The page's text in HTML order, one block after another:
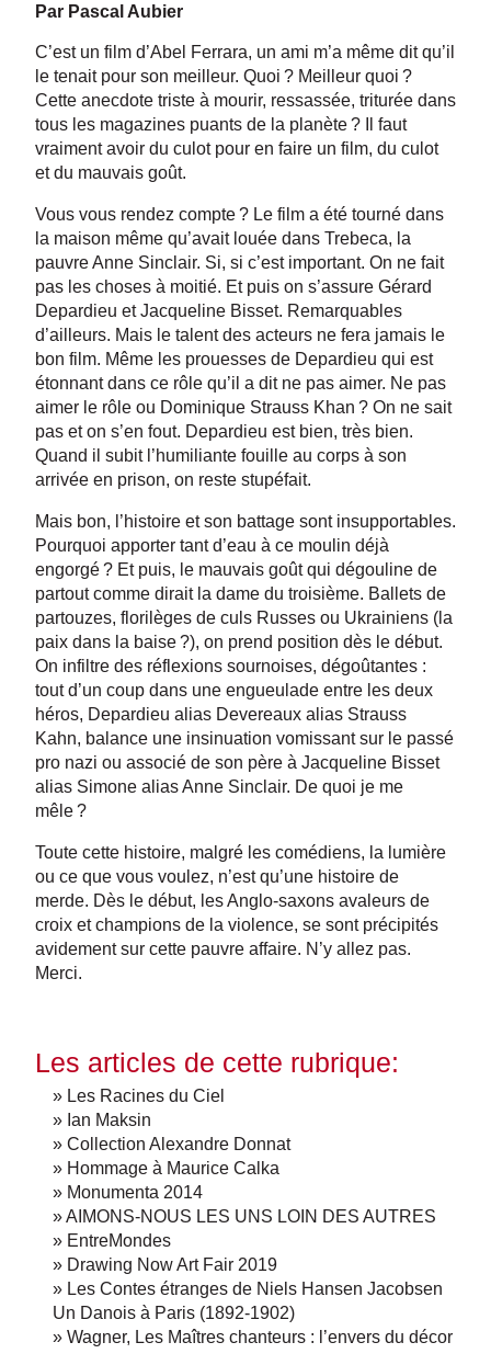
Par Pascal Aubier
C’est un film d’Abel Ferrara, un ami m’a même dit qu’il
le tenait pour son meilleur. Quoi ? Meilleur quoi ?
Cette anecdote triste à mourir, ressassée, triturée dans
tous les magazines puants de la planète ? Il faut
vraiment avoir du culot pour en faire un film, du culot
et du mauvais goût.
Vous vous rendez compte ? Le film a été tourné dans
la maison même qu’avait louée dans Trebeca, la
pauvre Anne Sinclair. Si, si c’est important. On ne fait
pas les choses à moitié. Et puis on s’assure Gérard
Depardieu et Jacqueline Bisset. Remarquables
d’ailleurs. Mais le talent des acteurs ne fera jamais le
bon film. Même les prouesses de Depardieu qui est
étonnant dans ce rôle qu’il a dit ne pas aimer. Ne pas
aimer le rôle ou Dominique Strauss Khan ? On ne sait
pas et on s’en fout. Depardieu est bien, très bien.
Quand il subit l’humiliante fouille au corps à son
arrivée en prison, on reste stupéfait.
Mais bon, l’histoire et son battage sont insupportables.
Pourquoi apporter tant d’eau à ce moulin déjà
engorgé ? Et puis, le mauvais goût qui dégouline de
partout comme dirait la dame du troisième. Ballets de
partouzes, florilèges de culs Russes ou Ukrainiens (la
paix dans la baise ?), on prend position dès le début.
On infiltre des réflexions sournoises, dégoûtantes :
tout d’un coup dans une engueulade entre les deux
héros, Depardieu alias Devereaux alias Strauss
Kahn, balance une insinuation vomissant sur le passé
pro nazi ou associé de son père à Jacqueline Bisset
alias Simone alias Anne Sinclair. De quoi je me
mêle ?
Toute cette histoire, malgré les comédiens, la lumière
ou ce que vous voulez, n’est qu’une histoire de
merde. Dès le début, les Anglo-saxons avaleurs de
croix et champions de la violence, se sont précipités
avidement sur cette pauvre affaire. N’y allez pas.
Merci.
Les articles de cette rubrique:
» Les Racines du Ciel
» Ian Maksin
» Collection Alexandre Donnat
» Hommage à Maurice Calka
» Monumenta 2014
» AIMONS-NOUS LES UNS LOIN DES AUTRES
» EntreMondes
» Drawing Now Art Fair 2019
» Les Contes étranges de Niels Hansen Jacobsen
Un Danois à Paris (1892-1902)
» Wagner, Les Maîtres chanteurs : l’envers du décor